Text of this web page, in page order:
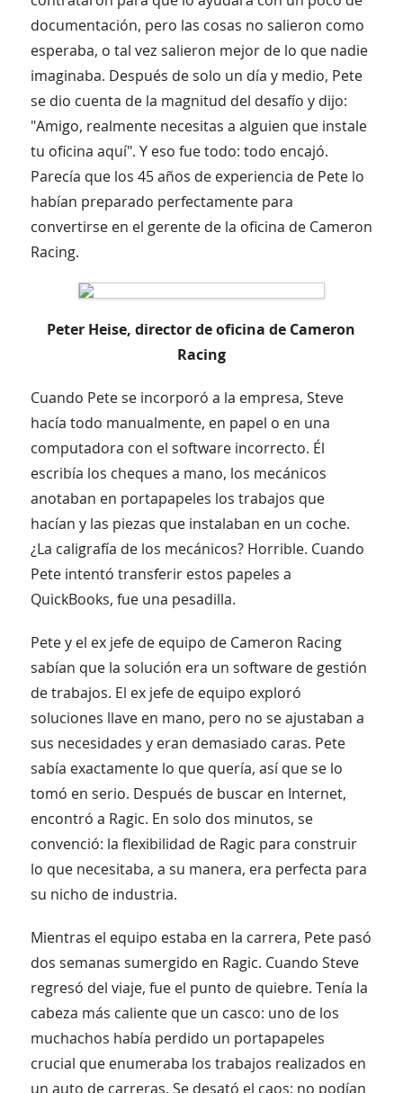
documentación, pero las cosas no salieron como
esperaba, o tal vez salieron mejor de lo que nadie
imaginaba. Después de solo un día y medio, Pete
se dio cuenta de la magnitud del desafío y dijo:
"Amigo, realmente necesitas a alguien que instale
tu oficina aquí". Y eso fue todo: todo encajó.
Parecía que los 45 años de experiencia de Pete lo
habían preparado perfectamente para
convertirse en el gerente de la oficina de Cameron
Racing.
Peter Heise, director de oficina de Cameron
Racing
Cuando Pete se incorporó a la empresa, Steve
hacía todo manualmente, en papel o en una
computadora con el software incorrecto. Él
escribía los cheques a mano, los mecánicos
anotaban en portapapeles los trabajos que
hacían y las piezas que instalaban en un coche.
¿La caligrafía de los mecánicos? Horrible. Cuando
Pete intentó transferir estos papeles a
QuickBooks, fue una pesadilla.
Pete y el ex jefe de equipo de Cameron Racing
sabían que la solución era un software de gestión
de trabajos. El ex jefe de equipo exploró
soluciones llave en mano, pero no se ajustaban a
sus necesidades y eran demasiado caras. Pete
sabía exactamente lo que quería, así que se lo
tomó en serio. Después de buscar en Internet,
encontró a Ragic. En solo dos minutos, se
convenció: la flexibilidad de Ragic para construir
lo que necesitaba, a su manera, era perfecta para
su nicho de industria.
Mientras el equipo estaba en la carrera, Pete pasó
dos semanas sumergido en Ragic. Cuando Steve
regresó del viaje, fue el punto de quiebre. Tenía la
cabeza más caliente que un casco: uno de los
muchachos había perdido un portapapeles
crucial que enumeraba los trabajos realizados en
un auto de carreras. Se desató el caos: no podían